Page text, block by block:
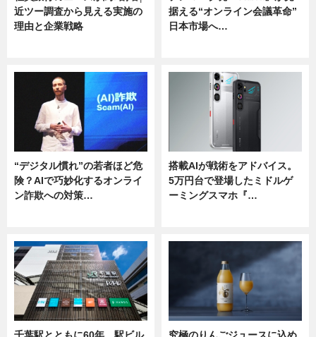
近ツー調査から見える実施の
理由と企業戦略
据える“オンライン会議革命”
日本市場へ…
“デジタル慣れ”の若者ほど危
険？AIで巧妙化するオンライ
ン詐欺への対策…
搭載AIが戦術をアドバイス。
5万円台で登場したミドルゲ
ーミングスマホ『…